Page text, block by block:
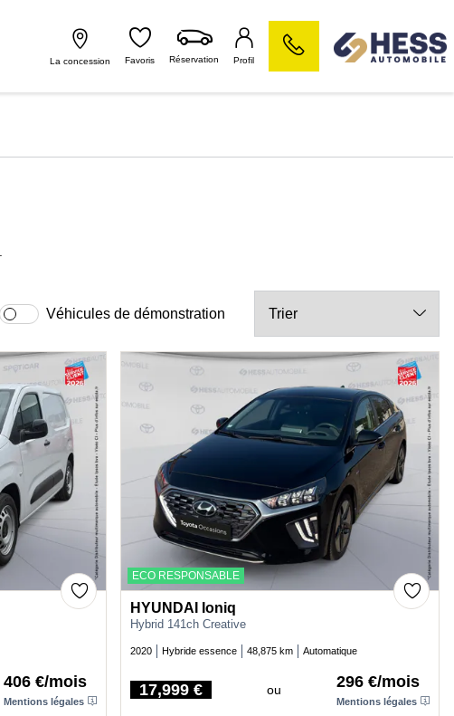
La concession Favoris Réservation Profil
Véhicules de démonstration
406 €/mois
Mentions légales
ECO RESPONSABLE
HYUNDAI Ioniq
Hybrid 141ch Creative
2020 Hybride essence 48,875 km Automatique
Price
17,999 € ou 296 €/mois
Mentions légales